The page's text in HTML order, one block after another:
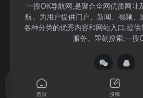
一搜OK导航网,是聚合全网优质网址
航。为用户提供门户、新闻、视频
各种分类的优秀内容和网站入口,提
服务。即刻搜索,一搜
首页 投稿